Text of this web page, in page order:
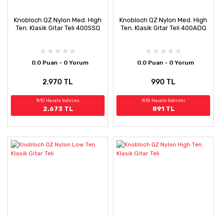
Knobloch QZ Nylon Med. High
Ten. Klasik Gitar Teli 400SSQ
0.0 Puan - 0 Yorum
2.970 TL
%10 Havale İndirimi
2.673 TL
Knobloch QZ Nylon Med. High
Ten. Klasik Gitar Teli 400ADQ
0.0 Puan - 0 Yorum
990 TL
%10 Havale İndirimi
891 TL